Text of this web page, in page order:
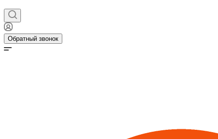
Обратный звонок